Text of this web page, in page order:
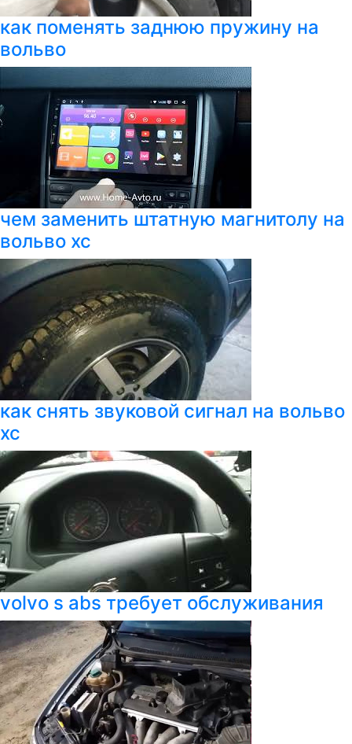
как поменять заднюю пружину на
вольво
чем заменить штатную магнитолу на
вольво хс
как снять звуковой сигнал на вольво
хс
volvo s abs требует обслуживания